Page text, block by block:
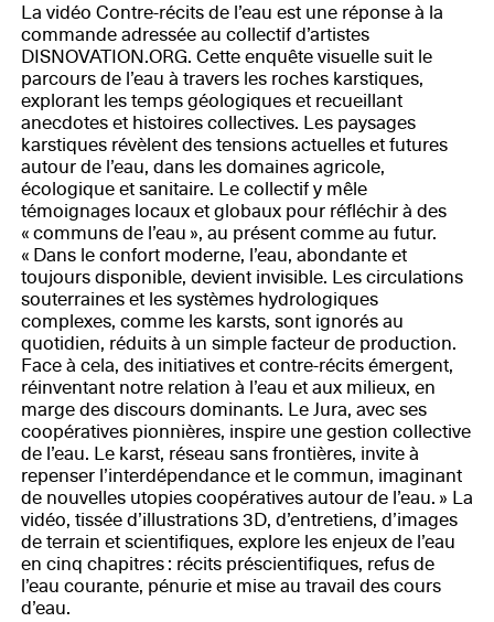
La vidéo Contre-récits de l’eau est une réponse à la
commande adressée au collectif d’artistes
DISNOVATION.ORG. Cette enquête visuelle suit le
parcours de l’eau à travers les roches karstiques,
explorant les temps géologiques et recueillant
anecdotes et histoires collectives. Les paysages
karstiques révèlent des tensions actuelles et futures
autour de l’eau, dans les domaines agricole,
écologique et sanitaire. Le collectif y mêle
témoignages locaux et globaux pour réfléchir à des
« communs de l’eau », au présent comme au futur.
« Dans le confort moderne, l’eau, abondante et
toujours disponible, devient invisible. Les circulations
souterraines et les systèmes hydrologiques
complexes, comme les karsts, sont ignorés au
quotidien, réduits à un simple facteur de production.
Face à cela, des initiatives et contre-récits émergent,
réinventant notre relation à l’eau et aux milieux, en
marge des discours dominants. Le Jura, avec ses
coopératives pionnières, inspire une gestion collective
de l’eau. Le karst, réseau sans frontières, invite à
repenser l’interdépendance et le commun, imaginant
de nouvelles utopies coopératives autour de l’eau. » La
vidéo, tissée d’illustrations 3D, d’entretiens, d’images
de terrain et scientifiques, explore les enjeux de l’eau
en cinq chapitres : récits préscientifiques, refus de
l’eau courante, pénurie et mise au travail des cours
d’eau.